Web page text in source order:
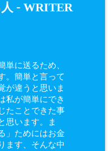
- WRITER
単に送るため、
。簡単と言って
が違うと思いま
私が簡単にでき
たことできた事
思います。ま
」ためにはお金
ます、そんな中